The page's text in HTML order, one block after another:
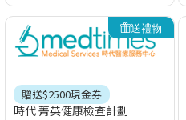
送禮物
贈送$2500現金券
時代 菁英健康檢查計劃